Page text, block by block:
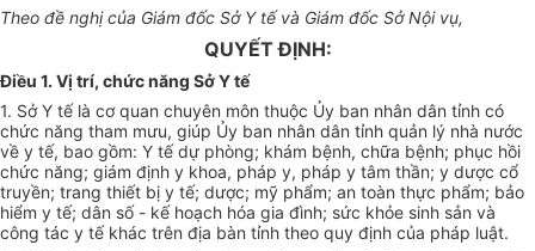
Theo đề nghị của Giám đốc Sở Y tế và Giám đốc Sở Nội vụ,
QUYẾT ĐỊNH:
Điều 1. Vị trí, chức năng Sở Y tế
1. Sở Y tế là cơ quan chuyên môn thuộc Ủy ban nhân dân tỉnh có
chức năng tham mưu, giúp Ủy ban nhân dân tỉnh quản lý nhà nước
về y tế, bao gồm: Y tế dự phòng; khám bệnh, chữa bệnh; phục hồi
chức năng; giám định y khoa, pháp y, pháp y tâm thần; y dược cổ
truyền; trang thiết bị y tế; dược; mỹ phẩm; an toàn thực phẩm; bảo
hiểm y tế; dân số - kế hoạch hóa gia đình; sức khỏe sinh sản và
công tác y tế khác trên địa bàn tỉnh theo quy định của pháp luật.